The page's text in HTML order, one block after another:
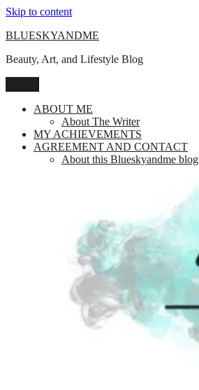
Skip to content
BLUESKYANDME
Beauty, Art, and Lifestyle Blog
ABOUT ME
About The Writer
MY ACHIEVEMENTS
AGREEMENT AND CONTACT
About this Blueskyandme blog